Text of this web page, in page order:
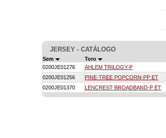
JERSEY - CATÁLOGO
Sem Toro
0200JE01276
AHLEM TRILOGY-P
0200JE01256
PINE-TREE POPCORN-PP ET
0200JE01370
LENCREST BROADBAND-P ET